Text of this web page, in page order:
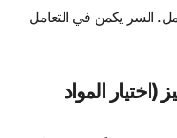
السر يكمن في التعامل
(اختيار المواد